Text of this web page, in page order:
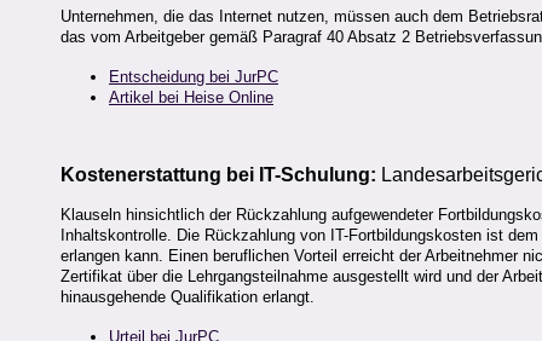
Unternehmen, die das Internet nutzen, müssen auch dem
das vom Arbeitgeber gemäß Paragraf 40 Absatz 2
Entscheidung bei JurPC
Artikel bei Heise Online
Kostenerstattung bei IT-Schulung:
Klauseln hinsichtlich der Rückzahlung aufgewendeter
Inhaltskontrolle. Die Rückzahlung von IT-Fortbildungskosten ist
erlangen kann. Einen beruflichen Vorteil erreicht der Arbeitnehmer
Zertifikat über die Lehrgangsteilnahme ausgestellt wird und der
hinausgehende Qualifikation erlangt.
Urteil bei JurPC